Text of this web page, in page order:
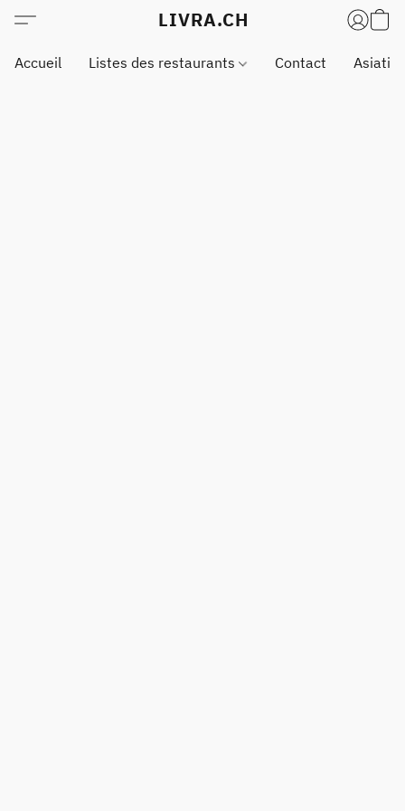
LIVRA.CH
Accueil Listes des restaurants Contact